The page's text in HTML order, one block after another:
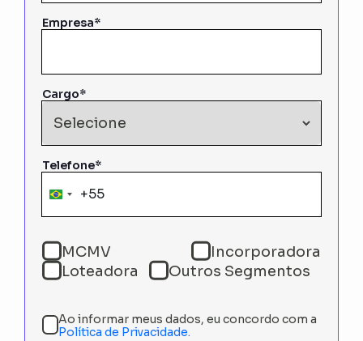
Empresa*
Cargo*
Telefone*
Brazil
+55
+55
MCMV
Incorporadora
Loteadora
Outros Segmentos
Ao informar meus dados, eu concordo com a
Política de Privacidade.